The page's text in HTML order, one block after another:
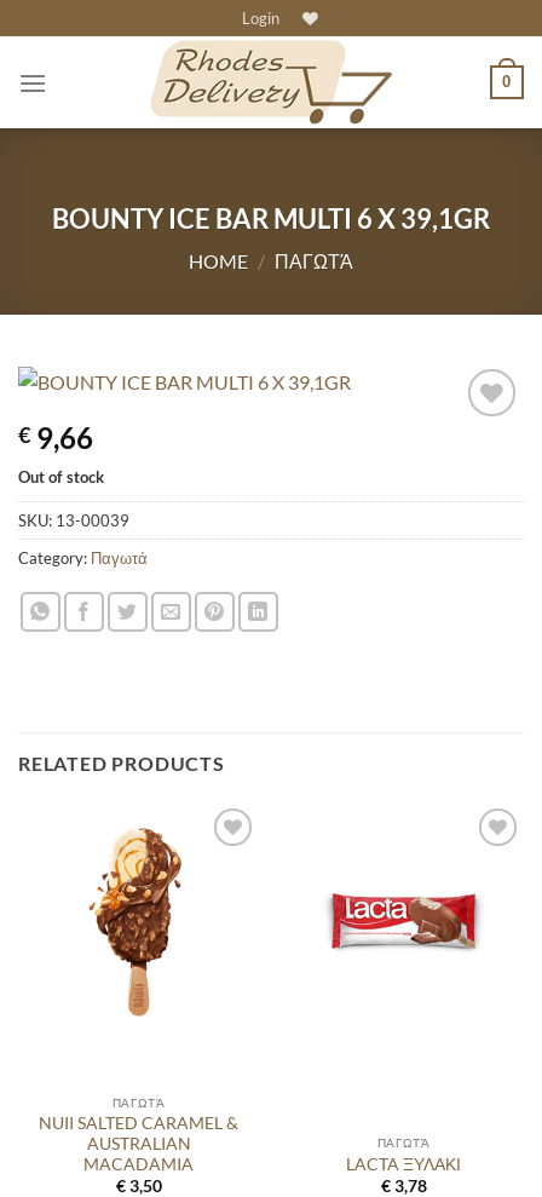
to
content
Login
0
BOUNTY ICE BAR MULTI 6 X 39,1GR
HOME / ΠΑΓΩΤΆ
€ 9,66
Out of stock
SKU: 13-00039
Category: Παγωτά
RELATED PRODUCTS
ΠΑΓΩΤΆ
NUII SALTED CARAMEL &
AUSTRALIAN
MACADAMIA
€3,50
ΠΑΓΩΤΆ
LACTA ΞΥΛΑΚΙ
€3,78